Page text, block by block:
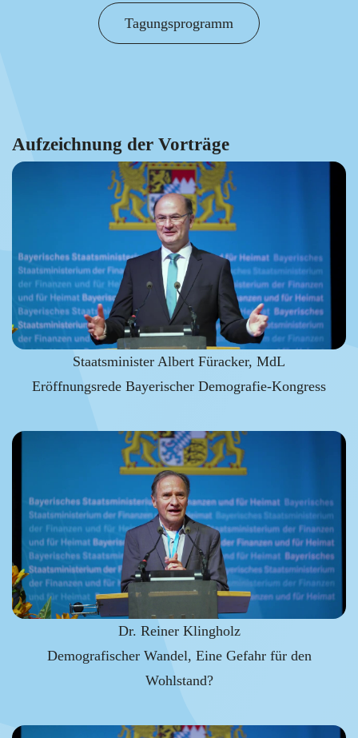
Tagungsprogramm
Aufzeichnung der Vorträge
Staatsminister Albert Füracker, MdL
Eröffnungsrede Bayerischer Demografie-Kongress
Dr. Reiner Klingholz
Demografischer Wandel, Eine Gefahr für den
Wohlstand?